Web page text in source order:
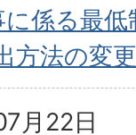
に係る最
方法の変
月22日